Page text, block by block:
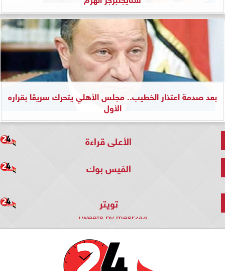
بعد صدمة اعتذار الخطيب.. مجلس الأهلي يتحرك سريعًا بقراره
الأول
الأعلى قراءة
الفيس بوك
تويتر
Tweets by mesr244